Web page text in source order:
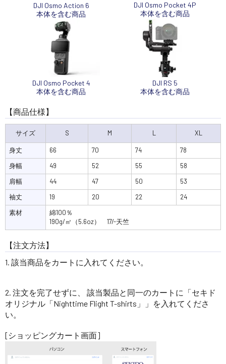
DJI Osmo Action 6
本体を含む商品
DJI Osmo Pocket 4P
本体を含む商品
DJI Osmo Pocket 4
本体を含む商品
DJI RS 5
本体を含む商品
【商品仕様】
サイズ S M L XL
身丈 66 70 74
78
身幅
49 52 55
58
肩幅
44 47 50
53
袖丈
19 20 22
24
素材
綿100％
190g/㎡（5.6oz） 17/-天竺
【注文方法】
1. 該当商品をカートに入れてください。
2. 注文を完了せずに、 該当製品と同一のカートに「セキド
オリジナル「Nighttime Flight T-shirts」」を入れてくださ
い。
[ショッピングカート画面]